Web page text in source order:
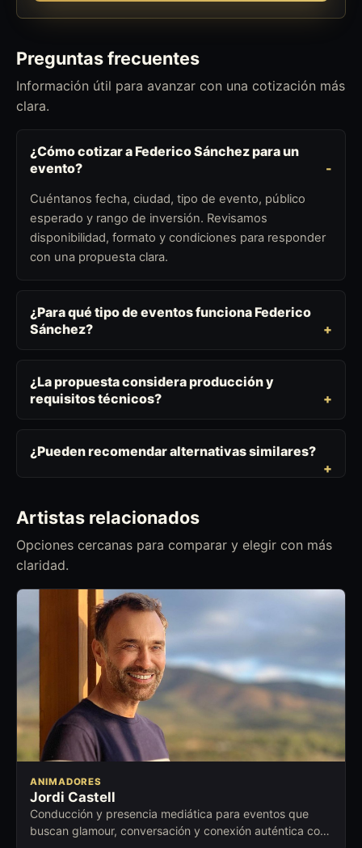
Preguntas frecuentes
Información útil para avanzar con una cotización más
clara.
¿Cómo cotizar a Federico Sánchez para un
evento?
Cuéntanos fecha, ciudad, tipo de evento, público
esperado y rango de inversión. Revisamos
disponibilidad, formato y condiciones para responder
con una propuesta clara.
¿Para qué tipo de eventos funciona Federico
Sánchez?
¿La propuesta considera producción y
requisitos técnicos?
¿Pueden recomendar alternativas similares?
Artistas relacionados
Opciones cercanas para comparar y elegir con más
claridad.
ANIMADORES
Jordi Castell
Conducción y presencia mediática para eventos que
buscan glamour, conversación y conexión auténtica con